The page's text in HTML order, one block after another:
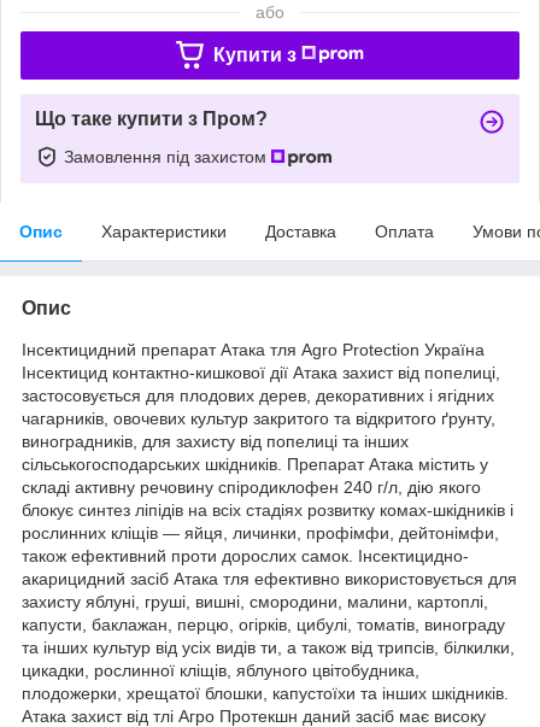
або
Купити з
Що таке купити з Пром?
Замовлення під захистом
Опис Характеристики Доставка Оплата Умови
Опис
Інсектицидний препарат Атака тля Agro Protection Україна
Інсектицид контактно-кишкової дії Атака захист від попелиці,
застосовується для плодових дерев, декоративних і ягідних
чагарників, овочевих культур закритого та відкритого ґрунту,
виноградників, для захисту від попелиці та інших
сільськогосподарських шкідників. Препарат Атака містить у
складі активну речовину спіродиклофен 240 г/л, дію якого
блокує синтез ліпідів на всіх стадіях розвитку комах-шкідників і
рослинних кліщів — яйця, личинки, профімфи, дейтонімфи,
також ефективний проти дорослих самок. Інсектицидно-
акарицидний засіб Атака тля ефективно використовується для
захисту яблуні, груші, вишні, смородини, малини, картоплі,
капусти, баклажан, перцю, огірків, цибулі, томатів, винограду
та інших культур від усіх видів ти, а також від трипсів, білкилки,
цикадки, рослинної кліщів, яблуного цвітобудника,
плодожерки, хрещатої блошки, капустоїхи та інших шкідників.
Атака захист від тлі Агро Протекшн даний засіб має високу